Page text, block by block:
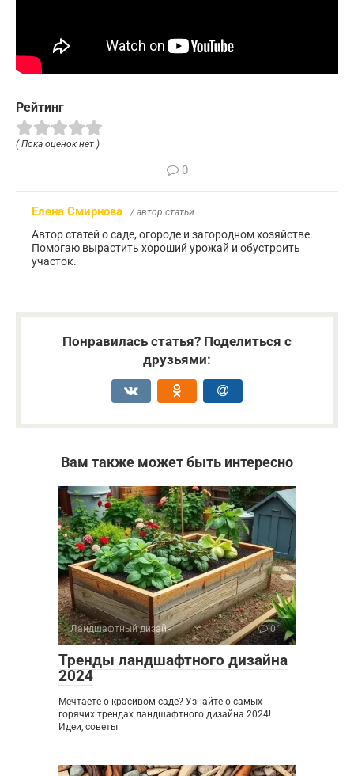
Рейтинг
( Пока оценок нет )
0
Елена Смирнова / автор статьи
Автор статей о саде, огороде и загородном хозяйстве.
Помогаю вырастить хороший урожай и обустроить
участок.
Понравилась статья? Поделиться с
друзьями:
Вам также может быть интересно
Ландшафтный дизайн 0
Тренды ландшафтного дизайна
2024
Мечтаете о красивом саде? Узнайте о самых
горячих трендах ландшафтного дизайна 2024!
Идеи, советы